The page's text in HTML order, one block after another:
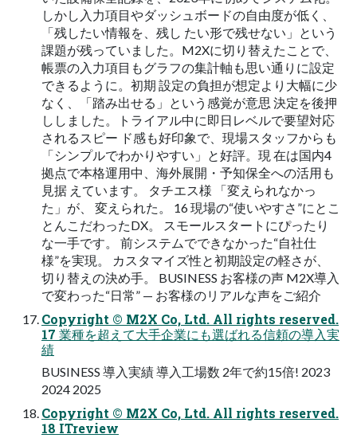
しかし入力項目やダッシュボードの自由度が低く、
「残したい情報を、残し たい形で残せない」という
課題が残っていました。M2Xに切り替えたことで、
帳票の入力項目もグラフの集計軸も思い通りに設定
できるように。初期 設定の負担が想定より大幅に少
なく、「踏み出せる」という感覚が意思 決定を後押
ししました。トライアル中に即日レベルで要望対応
されるスピー ド感も好印象で、現場スタッフからも
「シンプルでわかりやすい」と好評。現 在は国内4
拠点で本格運用中、海外展開・予知保全への活用も
見据 えています。 タチエス様 「変えられなかっ
た」が、 変えられた。 16 現場の“使いやすさ”にとこ
とんこだわったDX。 スモールスタートにぴったり
な一手です。 前システムでできなかった“自社仕
様”を実現。 カスタマイズ性と初期設定の軽さが、
切り替えの決め手。 BUSINESS お客様の声 M2X導入
で変わった“日常” — お客様のリアルな声をご紹介
Copyright © M2X Co, Ltd. All rights reserved.
17 業種を超えて大手企業にも選ばれる信頼の導入実
績
BUSINESS 導入実績 導入工場数 2年で約15倍! 2023
2024 2025
Copyright © M2X Co, Ltd. All rights reserved.
18 ITreview